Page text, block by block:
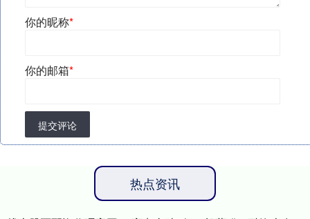
你的昵称*
你的邮箱*
提交评论
热点资讯